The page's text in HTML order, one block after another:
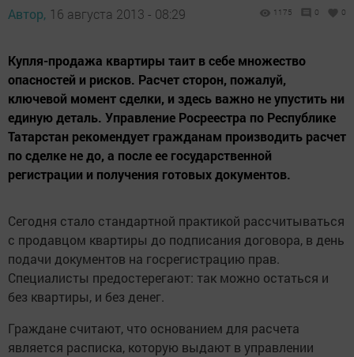
Автор, 16 августа 2013 - 08:29 1175 0 0
Купля-продажа квартиры таит в себе множество
опасностей и рисков. Расчет сторон, пожалуй,
ключевой момент сделки, и здесь важно не упустить ни
единую деталь. Управление Росреестра по Республике
Татарстан рекомендует гражданам производить расчет
по сделке не до, а после ее государственной
регистрации и получения готовых документов.
Сегодня стало стандартной практикой рассчитываться
с продавцом квартиры до подписания договора, в день
подачи документов на госрегистрацию прав.
Специалисты предостерегают: так можно остаться и
без квартиры, и без денег.
Граждане считают, что основанием для расчета
является расписка, которую выдают в управлении